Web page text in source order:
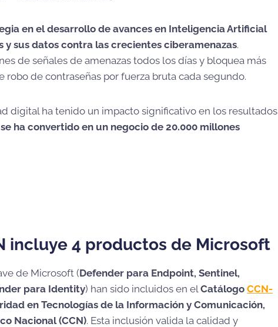
en el desarrollo de avances en Inteligencia Artificial
y sus datos contra las crecientes ciberamenazas.
de señales de amenazas todos los días y bloquea más
de contraseñas por fuerza bruta cada segundo.
digital ha tenido un impacto significativo en los resultados
ha convertido en un negocio de 20.000 millones
incluye 4 productos de Microsoft
de Microsoft (Defender para Endpoint, Sentinel,
para Identity) han sido incluidos en el Catálogo CCN-
en Tecnologías de la Información y Comunicación,
Nacional (CCN). Esta inclusión valida la calidad y